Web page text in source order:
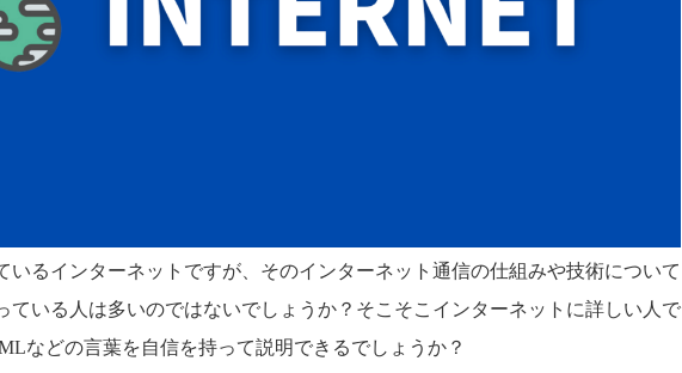
いるインターネットですが、そのインターネット通信の仕組みや技術について
ている人は多いのではないでしょうか？そこそこインターネットに詳しい人で
などの言葉を自信を持って説明できるでしょうか？